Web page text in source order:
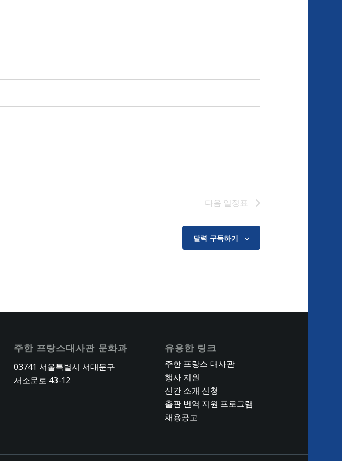
다음 일정표
달력 구독하기
주한 프랑스대사관 문화과
03741 서울특별시 서대문구
서소문로 43-12
유용한 링크
주한 프랑스 대사관
행사 지원
신간 소개 신청
출판 번역 지원 프로그램
채용공고